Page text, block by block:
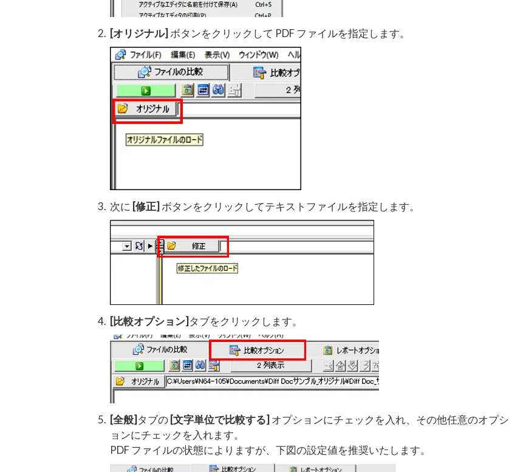
[オリジナル] ボタンをクリックして PDF ファイルを指定します。
次に [修正] ボタンをクリックしてテキストファイルを指定します。
[比較オプション] タブをクリックします。
[全般] タブの [文字単位で比較する] オプションにチェックを入れ、その他任意のオプシ
ョンにチェックを入れます。
PDF ファイルの状態によりますが、下図の設定値を推奨いたします。